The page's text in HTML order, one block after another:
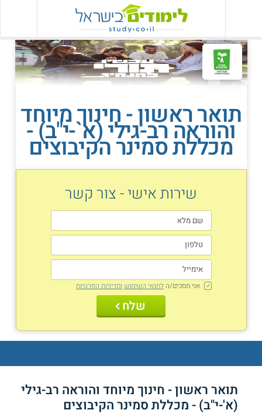
תואר ראשון - חינוך מיוחד
והוראה רב-גילי (א`-י"ב) -
מכללת סמינר הקיבוצים
שירות אישי - צור קשר
אני מסכים/ה לתנאי השימוש ומדיניות הפרטיות
שלח
תואר ראשון - חינוך מיוחד והוראה רב-גילי
(א'-י"ב) - מכללת סמינר הקיבוצים